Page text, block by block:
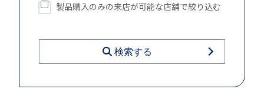
製品購入のみの来店が可能な店舗で絞り込む
検索する